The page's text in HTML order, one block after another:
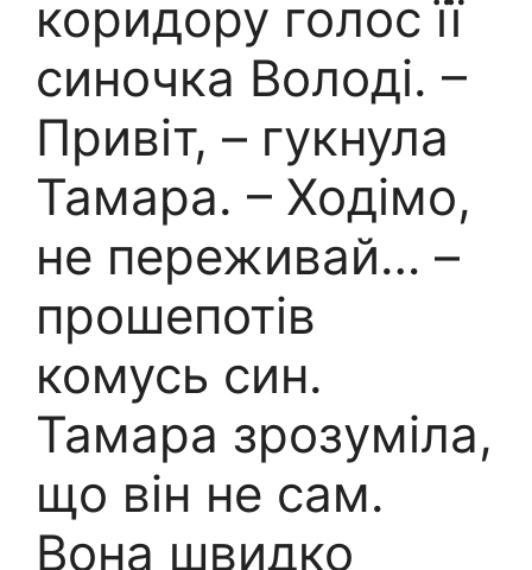
коридору голос її
синочка Володі. –
Привіт, – гукнула
Тамара. – Ходімо,
не переживай… –
прошепотів
комусь син.
Тамара зрозуміла,
що він не сам.
Вона швидко